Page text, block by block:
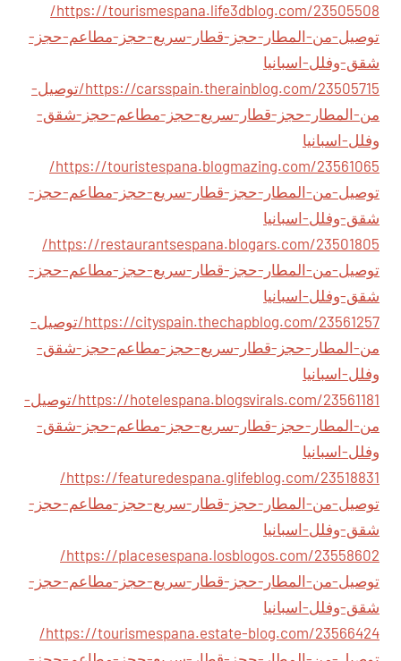
https://tourismespana.life3dblog.com/23505508/
توصيل-من-المطار-حجز-قطار-سريع-حجز-مطاعم-حجز-
شقق-وفلل-اسبانيا
https://carsspain.therainblog.com/23505715/توصيل-
من-المطار-حجز-قطار-سريع-حجز-مطاعم-حجز-شقق-
وفلل-اسبانيا
https://touristespana.blogmazing.com/23561065/
توصيل-من-المطار-حجز-قطار-سريع-حجز-مطاعم-حجز-
شقق-وفلل-اسبانيا
https://restaurantsespana.blogars.com/23501805/
توصيل-من-المطار-حجز-قطار-سريع-حجز-مطاعم-حجز-
شقق-وفلل-اسبانيا
https://cityspain.thechapblog.com/23561257/توصيل-
من-المطار-حجز-قطار-سريع-حجز-مطاعم-حجز-شقق-
وفلل-اسبانيا
https://hotelespana.blogsvirals.com/23561181/توصيل-
من-المطار-حجز-قطار-سريع-حجز-مطاعم-حجز-شقق-
وفلل-اسبانيا
https://featuredespana.glifeblog.com/23518831/
توصيل-من-المطار-حجز-قطار-سريع-حجز-مطاعم-حجز-
شقق-وفلل-اسبانيا
https://placesespana.losblogos.com/23558602/
توصيل-من-المطار-حجز-قطار-سريع-حجز-مطاعم-حجز-
شقق-وفلل-اسبانيا
https://tourismespana.estate-blog.com/23566424/